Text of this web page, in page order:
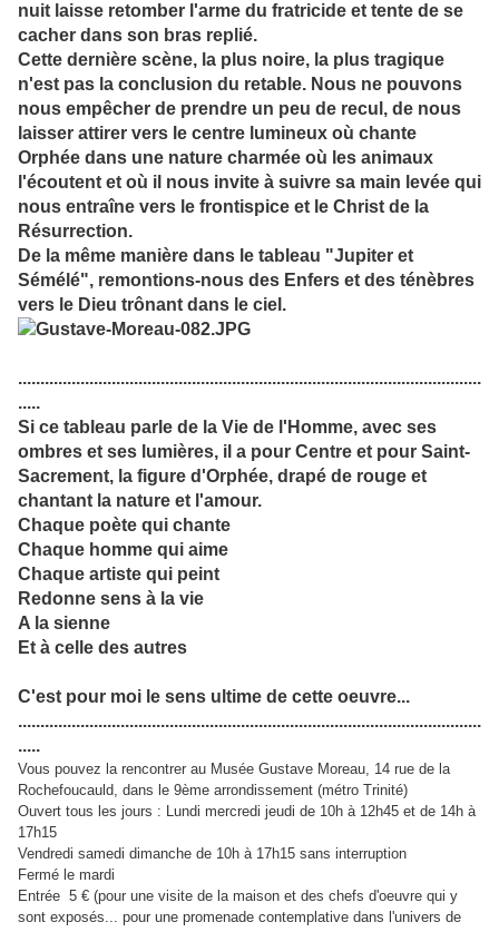
nuit laisse retomber l'arme du fratricide et tente de se
cacher dans son bras replié.
Cette dernière scène, la plus noire, la plus tragique
n'est pas la conclusion du retable. Nous ne pouvons
nous empêcher de prendre un peu de recul, de nous
laisser attirer vers le centre lumineux où chante
Orphée dans une nature charmée où les animaux
l'écoutent et où il nous invite à suivre sa main levée qui
nous entraîne vers le frontispice et le Christ de la
Résurrection.
De la même manière dans le tableau "Jupiter et
Sémélé", remontions-nous des Enfers et des ténèbres
vers le Dieu trônant dans le ciel.
........................................................................................................
.....
Si ce tableau parle de la Vie de l'Homme, avec ses
ombres et ses lumières, il a pour Centre et pour Saint-
Sacrement, la figure d'Orphée, drapé de rouge et
chantant la nature et l'amour.
Chaque poète qui chante
Chaque homme qui aime
Chaque artiste qui peint
Redonne sens à la vie
A la sienne
Et à celle des autres
C'est pour moi le sens ultime de cette oeuvre...
........................................................................................................
.....
Vous pouvez la rencontrer au Musée Gustave Moreau, 14 rue de la
Rochefoucauld, dans le 9ème arrondissement (métro Trinité)
Ouvert tous les jours : Lundi mercredi jeudi de 10h à 12h45 et de 14h à
17h15
Vendredi samedi dimanche de 10h à 17h15 sans interruption
Fermé le mardi
Entrée 5 € (pour une visite de la maison et des chefs d'oeuvre qui y
sont exposés... pour une promenade contemplative dans l'univers de